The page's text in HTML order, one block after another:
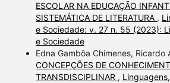
ESCOLAR NA EDUCAÇÃO
SISTEMÁTICA DE LITERATURA ,
e Sociedade: v. 27 n. 55 (2023):
e Sociedade
Edna Gambôa Chimenes, Ricardo
CONCEPÇÕES DE
TRANSDISCIPLINAR ,